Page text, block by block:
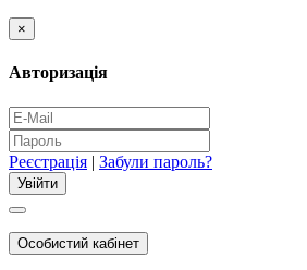
×
Авторизація
Реєстрація | Забули пароль?
Особистий кабінет